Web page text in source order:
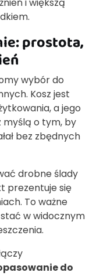
prostota,
wybór do
Kosz jest
a jego
myślą o tym, by
bez zbędnych
drobne ślady
prezentuje się
To ważne
w widocznym
do